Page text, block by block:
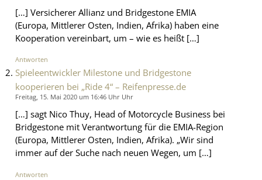
[…] Versicherer Allianz und Bridgestone EMIA
(Europa, Mittlerer Osten, Indien, Afrika) haben eine
Kooperation vereinbart, um – wie es heißt […]
Antworten
Spieleentwickler Milestone und Bridgestone
kooperieren bei „Ride 4“ – Reifenpresse.de
Freitag, 15. Mai 2020 um 16:46 Uhr Uhr
[…] sagt Nico Thuy, Head of Motorcycle Business bei
Bridgestone mit Verantwortung für die EMIA-Region
(Europa, Mittlerer Osten, Indien, Afrika). „Wir sind
immer auf der Suche nach neuen Wegen, um […]
Antworten